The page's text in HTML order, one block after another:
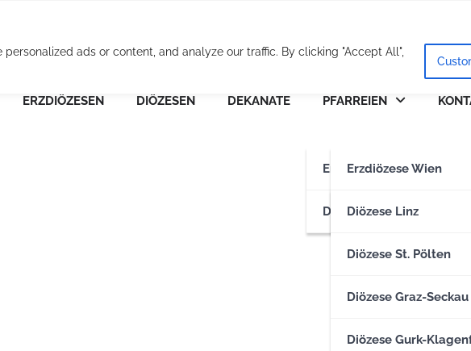
ads or content, and analyze our traffic. By clicking "Accept All",
Osterreichische Pfarreie
ERZDIÖZESEN DIÖZESEN DEKANATE PFARREIEN
Erzdiözesen
Erzdiözese Wien
Erzdiözese Salzburg
DiözesenDiözese Linz
Diözese St. Pölten
Diözese Graz-Seckau
Diözese Gurk-